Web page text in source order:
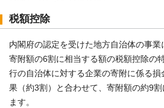
税額控除
内閣府の認定を受けた地方自治体の事業
寄附額の6割に相当する額の税額控除の
行の自治体に対する企業の寄附に係る
果（約3割）と合わせて、寄附額の約9
ます。